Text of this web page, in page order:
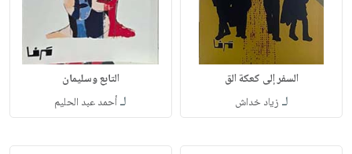
السفر إلى كعكة الق
لـ زياد خداش
التابع وسليمان
لـأحمد عبد الحليم